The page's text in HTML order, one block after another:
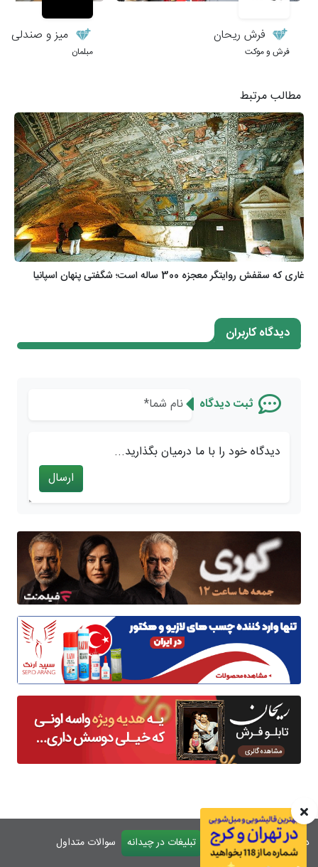
درباره چیدانه تماس با ما تبلیغات در چیدانه
سوالات متداول